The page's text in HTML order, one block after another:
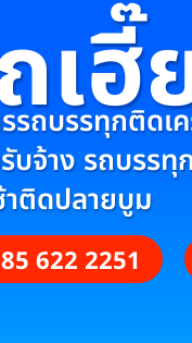
เฮี๊
รถบรรทุกติดเ
บจ้าง รถบรรทุ
าติดปลายบูม
622 2251